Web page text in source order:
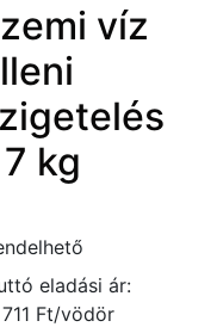
víz
kg
eladási ár:
711 Ft/vödör